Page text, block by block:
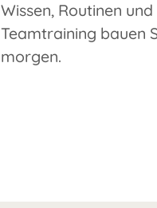
Wissen, Routinen
Teamtraining bauen
morgen.